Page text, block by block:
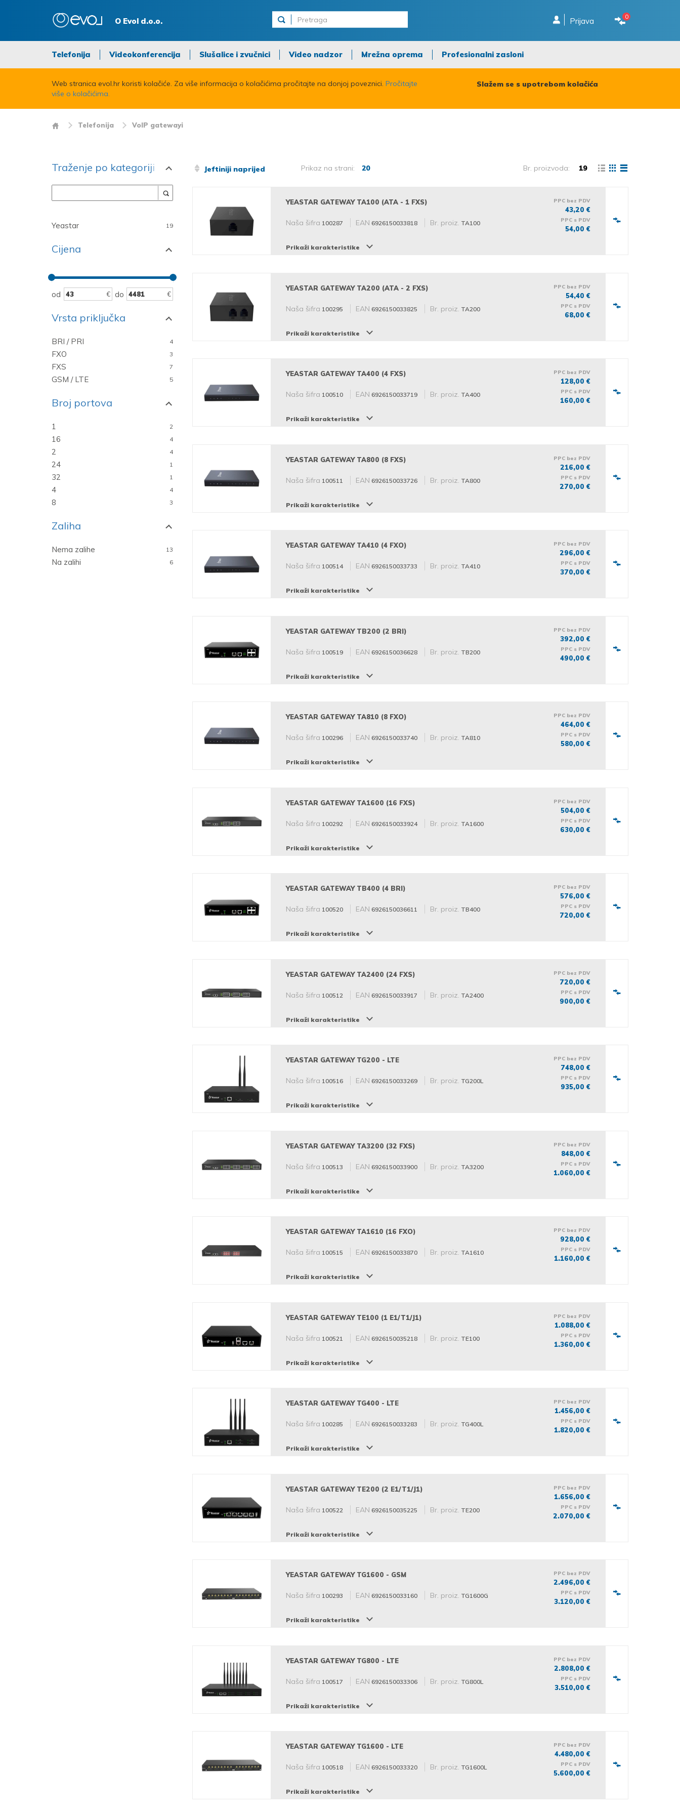
O Evol d.o.o. Prijava 0
Telefonija Videokonferencija Slušalice i zvučnici Video nadzor Mrežna oprema Profesionalni zasloni
Web stranica evol.hr koristi kolačiće. Za više informacija o kolačićima pročitajte na donjoj poveznici. Pročitajte
više o kolačićima.
Slažem se s upotrebom kolačića
Telefonija VoIP gatewayi
Traženje po kategoriji
Yeastar 19
Cijena
od do
Vrsta priključka
BRI / PRI 4
FXO 3
FXS 7
GSM / LTE 5
Broj portova
1 2
16 4
2 4
24 1
32 1
4 4
8 3
Zaliha
Nema zalihe 13
Na zalihi 6
Jeftiniji naprijed Prikaz na strani: 20 Br. proizvoda: 19
YEASTAR GATEWAY TA100 (ATA - 1 FXS)
Naša šifra 100287 EAN 6926150033818 Br. proiz. TA100
Prikaži karakteristike
PPC bez PDV
43,20 €
PPC s PDV
54,00 €
YEASTAR GATEWAY TA200 (ATA - 2 FXS)
Naša šifra 100295 EAN 6926150033825 Br. proiz. TA200
Prikaži karakteristike
PPC bez PDV
54,40 €
PPC s PDV
68,00 €
YEASTAR GATEWAY TA400 (4 FXS)
Naša šifra 100510 EAN 6926150033719 Br. proiz. TA400
Prikaži karakteristike
PPC bez PDV
128,00 €
PPC s PDV
160,00 €
YEASTAR GATEWAY TA800 (8 FXS)
Naša šifra 100511 EAN 6926150033726 Br. proiz. TA800
Prikaži karakteristike
PPC bez PDV
216,00 €
PPC s PDV
270,00 €
YEASTAR GATEWAY TA410 (4 FXO)
Naša šifra 100514 EAN 6926150033733 Br. proiz. TA410
Prikaži karakteristike
PPC bez PDV
296,00 €
PPC s PDV
370,00 €
YEASTAR GATEWAY TB200 (2 BRI)
Naša šifra 100519 EAN 6926150036628 Br. proiz. TB200
Prikaži karakteristike
PPC bez PDV
392,00 €
PPC s PDV
490,00 €
YEASTAR GATEWAY TA810 (8 FXO)
Naša šifra 100296 EAN 6926150033740 Br. proiz. TA810
Prikaži karakteristike
PPC bez PDV
464,00 €
PPC s PDV
580,00 €
YEASTAR GATEWAY TA1600 (16 FXS)
Naša šifra 100292 EAN 6926150033924 Br. proiz. TA1600
Prikaži karakteristike
PPC bez PDV
504,00 €
PPC s PDV
630,00 €
YEASTAR GATEWAY TB400 (4 BRI)
Naša šifra 100520 EAN 6926150036611 Br. proiz. TB400
Prikaži karakteristike
PPC bez PDV
576,00 €
PPC s PDV
720,00 €
YEASTAR GATEWAY TA2400 (24 FXS)
Naša šifra 100512 EAN 6926150033917 Br. proiz. TA2400
Prikaži karakteristike
PPC bez PDV
720,00 €
PPC s PDV
900,00 €
YEASTAR GATEWAY TG200 - LTE
Naša šifra 100516 EAN 6926150033269 Br. proiz. TG200L
Prikaži karakteristike
PPC bez PDV
748,00 €
PPC s PDV
935,00 €
YEASTAR GATEWAY TA3200 (32 FXS)
Naša šifra 100513 EAN 6926150033900 Br. proiz. TA3200
Prikaži karakteristike
PPC bez PDV
848,00 €
PPC s PDV
1.060,00 €
YEASTAR GATEWAY TA1610 (16 FXO)
Naša šifra 100515 EAN 6926150033870 Br. proiz. TA1610
Prikaži karakteristike
PPC bez PDV
928,00 €
PPC s PDV
1.160,00 €
YEASTAR GATEWAY TE100 (1 E1/T1/J1)
Naša šifra 100521 EAN 6926150035218 Br. proiz. TE100
Prikaži karakteristike
PPC bez PDV
1.088,00 €
PPC s PDV
1.360,00 €
YEASTAR GATEWAY TG400 - LTE
Naša šifra 100285 EAN 6926150033283 Br. proiz. TG400L
Prikaži karakteristike
PPC bez PDV
1.456,00 €
PPC s PDV
1.820,00 €
YEASTAR GATEWAY TE200 (2 E1/T1/J1)
Naša šifra 100522 EAN 6926150035225 Br. proiz. TE200
Prikaži karakteristike
PPC bez PDV
1.656,00 €
PPC s PDV
2.070,00 €
YEASTAR GATEWAY TG1600 - GSM
Naša šifra 100293 EAN 6926150033160 Br. proiz. TG1600G
Prikaži karakteristike
PPC bez PDV
2.496,00 €
PPC s PDV
3.120,00 €
YEASTAR GATEWAY TG800 - LTE
Naša šifra 100517 EAN 6926150033306 Br. proiz. TG800L
Prikaži karakteristike
PPC bez PDV
2.808,00 €
PPC s PDV
3.510,00 €
YEASTAR GATEWAY TG1600 - LTE
Naša šifra 100518 EAN 6926150033320 Br. proiz. TG1600L
Prikaži karakteristike
PPC bez PDV
4.480,00 €
PPC s PDV
5.600,00 €